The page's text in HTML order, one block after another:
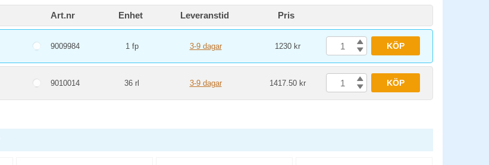
Art.nr Enhet Leveranstid Pris
9009984 1 fp 3-9 dagar 1230 kr KÖP
9010014 36 rl 3-9 dagar 1417.50 kr KÖP